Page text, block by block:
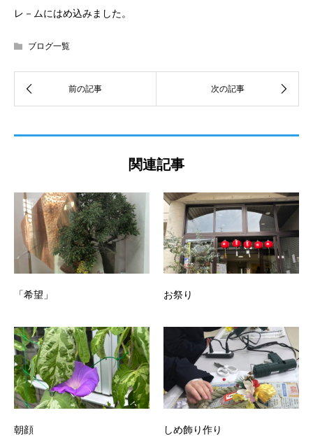
レ－ムにはめ込みました。
ブログ一覧
関連記事
「希望」 お祭り
朝顔 しめ飾り作り